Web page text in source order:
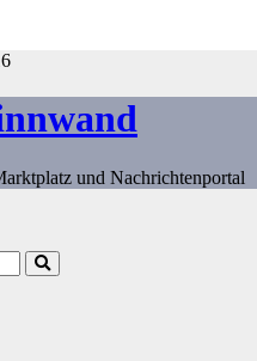
und Nachrichtenportal